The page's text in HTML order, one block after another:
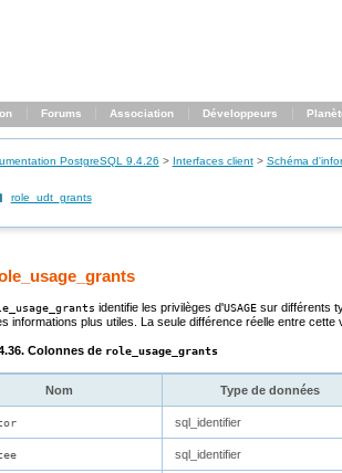
Forums Association Développeurs
PostgreSQL 9.4.26 > Interfaces client> Schéma
role_udt_grants
identifie les privilèges d'USAGE sur différents
informations plus utiles. La seule différence réelle entre cette
Colonnes de role_usage_grants
Nom Type de données
sql_identifier
sql_identifier